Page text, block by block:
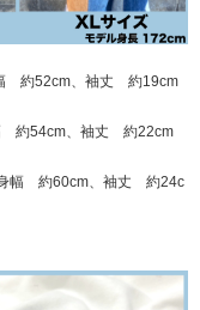
約52cm、袖丈 約19cm
約54cm、袖丈 約22cm
幅 約60cm、袖丈 約24c